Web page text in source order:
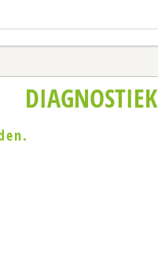
DIAGNOSTIEK